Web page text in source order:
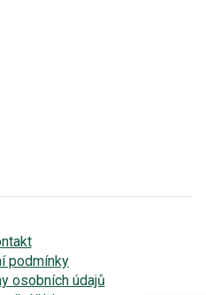
podmínky
osobních údajů